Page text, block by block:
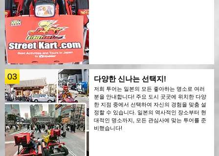
03 다양한 신나는 선택지!
저희 투어는 일본의 모든 좋아하는 명소로 여러
분을 안내합니다! 주요 도시 곳곳에 위치한 다양
한 지점 중에서 선택하여 자신의 경험을 맞춤 설
정할 수 있습니다. 일본의 역사적인 장소부터 현
대적인 명소까지, 모든 관심사에 맞는 투어를 준
비했습니다!